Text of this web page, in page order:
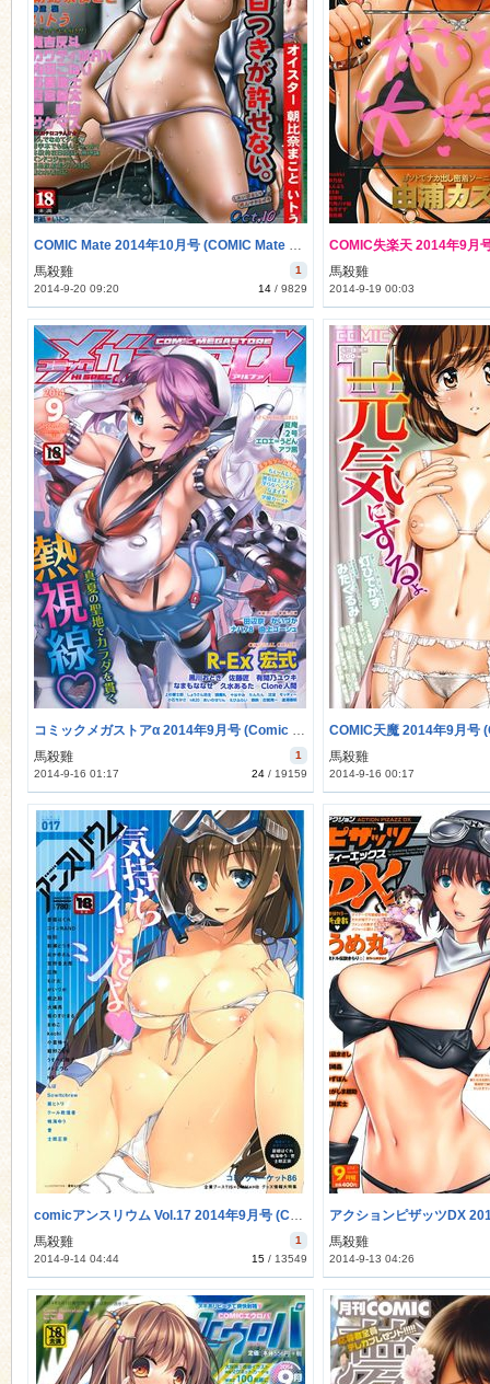
COMIC Mate 2014年10月号 (COMIC Mate 2014-10)
1
馬殺雞
14/ 9829
2014-9-20 09:20
馬殺雞
2014-9-19 00:03
コミックメガストアα 2014年9月号 (Comic Megastore Alpha 2014-09)
1
馬殺雞
24/ 19159
2014-9-16 01:17
馬殺雞
2014-9-16 00:17
comicアンスリウム Vol.17 2014年9月号 (Comic Anthurium Vol.17 2014-09)
1
馬殺雞
15/ 13549
2014-9-14 04:44
馬殺雞
2014-9-13 04:26